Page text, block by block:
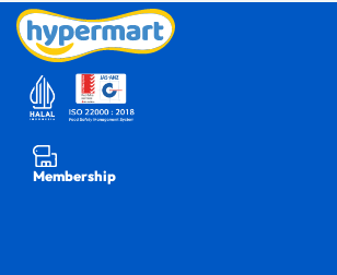
Membership